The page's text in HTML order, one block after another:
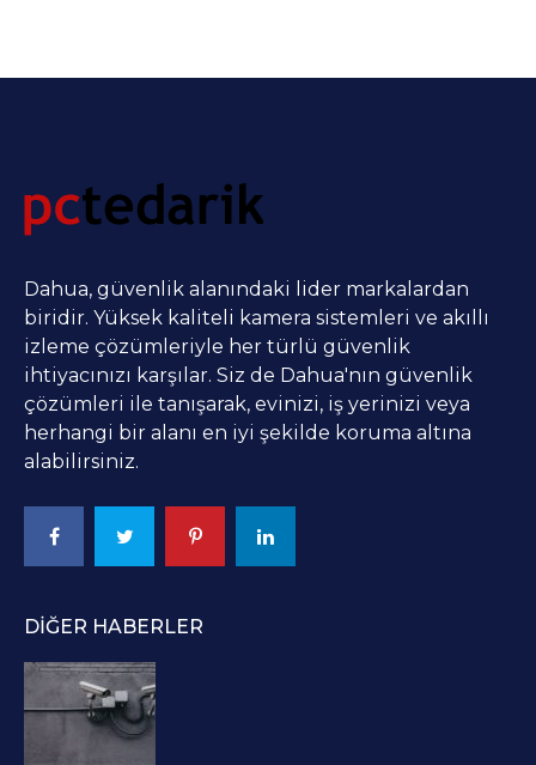
Dahua, güvenlik alanındaki lider markalardan
biridir. Yüksek kaliteli kamera sistemleri ve akıllı
izleme çözümleriyle her türlü güvenlik
ihtiyacınızı karşılar. Siz de Dahua'nın güvenlik
çözümleri ile tanışarak, evinizi, iş yerinizi veya
herhangi bir alanı en iyi şekilde koruma altına
alabilirsiniz.
DIĞER HABERLER